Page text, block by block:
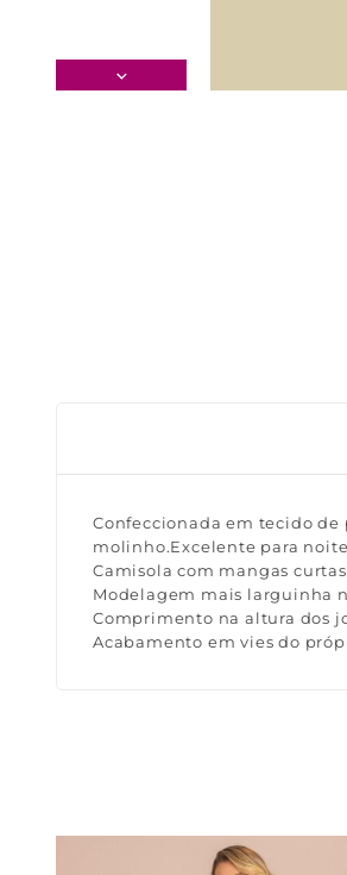
Confeccionada em tecido
molinho.Excelente para
Camisola com mangas
Modelagem mais larguinha
Comprimento na altura dos
Acabamento em vies do